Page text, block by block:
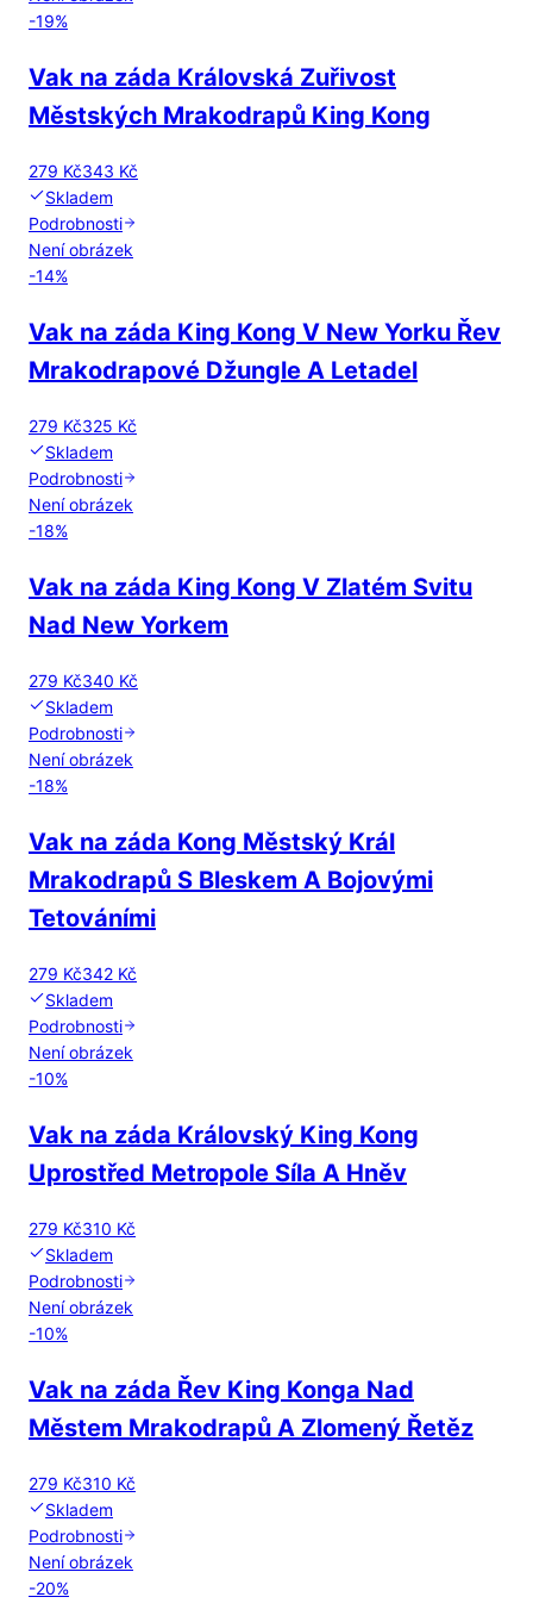
-19%
Vak na záda Královská Zuřivost
Městských Mrakodrapů King Kong
279 Kč343 Kč
Skladem
Podrobnosti
Není obrázek
-14%
Vak na záda King Kong V New Yorku Řev
Mrakodrapové Džungle A Letadel
279 Kč325 Kč
Skladem
Podrobnosti
Není obrázek
-18%
Vak na záda King Kong V Zlatém Svitu
Nad New Yorkem
279 Kč340 Kč
Skladem
Podrobnosti
Není obrázek
-18%
Vak na záda Kong Městský Král
Mrakodrapů S Bleskem A Bojovými
Tetováními
279 Kč342 Kč
Skladem
Podrobnosti
Není obrázek
-10%
Vak na záda Královský King Kong
Uprostřed Metropole Síla A Hněv
279 Kč310 Kč
Skladem
Podrobnosti
Není obrázek
-10%
Vak na záda Řev King Konga Nad
Městem Mrakodrapů A Zlomený Řetěz
279 Kč310 Kč
Skladem
Podrobnosti
Není obrázek
-20%